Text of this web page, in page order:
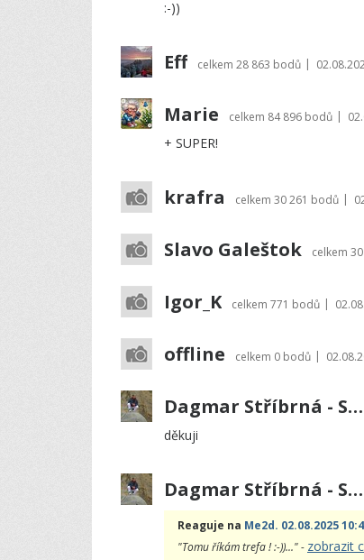
:-))
Eff celkem 28 863 bodů |
Marie celkem 84 896 bodů |
+ SUPER!
krafra celkem 30 261 bodů |
Slavo Galeštok celkem
Igor_K celkem 771 bodů |
offline celkem 0 bodů |
Dagmar Stříbrná - Sharon
děkuji
Dagmar Stříbrná - Sharon
Reaguje na Me2d. 02.08.2025
"Tomu říkám trefa ! :-))..." - zobrazit